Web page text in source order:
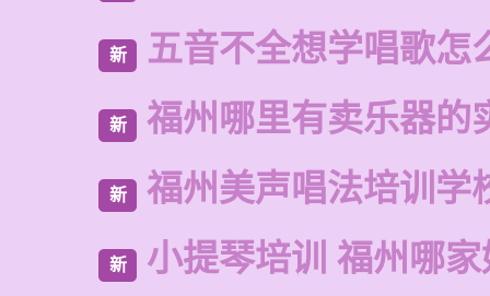
新 五音不全想学唱歌怎
新 福州哪里有卖乐器的
新 福州美声唱法培训学
新 小提琴培训 福州哪